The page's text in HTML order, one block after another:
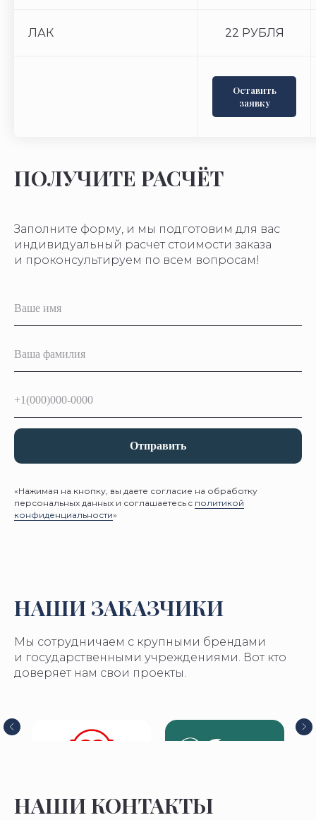
ЛАК 22 РУБЛЯ
Оставить
заявку
ПОЛУЧИТЕ РАСЧЁТ
Заполните форму, и мы подготовим для вас
индивидуальный расчет стоимости заказа
и проконсультируем по всем вопросам!
Отправить
«Нажимая на кнопку, вы даете согласие на обработку
персональных данных и соглашаетесь c политикой
конфиденциальности»
НАШИ ЗАКАЗЧИКИ
Мы сотрудничаем с крупными брендами
и государственными учреждениями. Вот кто
доверяет нам свои проекты.
НАШИ КОНТАКТЫ